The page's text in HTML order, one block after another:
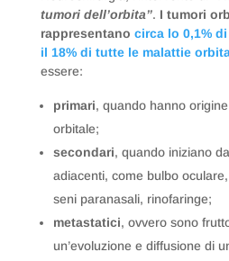
tumori dell’orbita”. I tumori
rappresentano circa lo 0,1%
il 18% di tutte le malattie
essere:
primari, quando hanno
orbitale;
secondari, quando iniziano
adiacenti, come bulbo
seni paranasali, rinofaringe;
metastatici, ovvero sono
un’evoluzione e diffusione di